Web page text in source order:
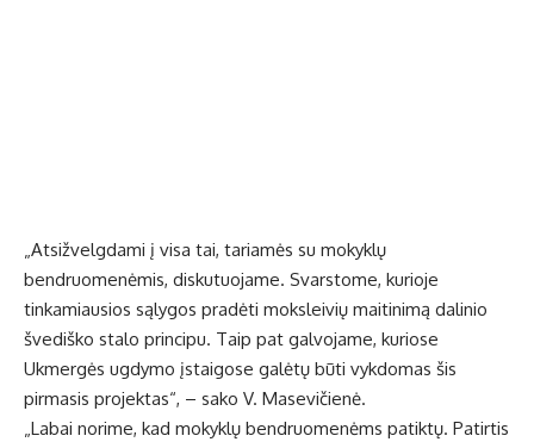
„Atsižvelgdami į visa tai, tariamės su mokyklų
bendruomenėmis, diskutuojame. Svarstome, kurioje
tinkamiausios sąlygos pradėti moksleivių maitinimą dalinio
švediško stalo principu. Taip pat galvojame, kuriose
Ukmergės ugdymo įstaigose galėtų būti vykdomas šis
pirmasis projektas“, – sako V. Masevičienė.
„Labai norime, kad mokyklų bendruomenėms patiktų. Patirtis